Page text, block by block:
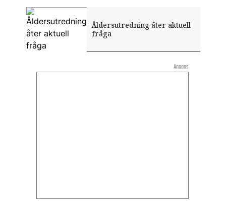
Åldersutredning åter aktuell
fråga
Annons